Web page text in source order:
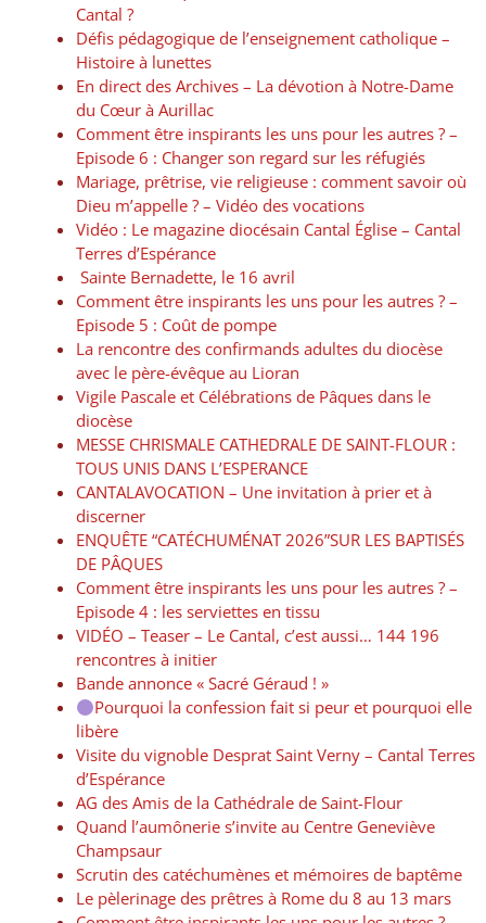
Cantal ?
Défis pédagogique de l’enseignement catholique –
Histoire à lunettes
En direct des Archives – La dévotion à Notre-Dame
du Cœur à Aurillac
Comment être inspirants les uns pour les autres ? –
Episode 6 : Changer son regard sur les réfugiés
Mariage, prêtrise, vie religieuse : comment savoir où
Dieu m’appelle ? – Vidéo des vocations
Vidéo : Le magazine diocésain Cantal Église – Cantal
Terres d’Espérance
Sainte Bernadette, le 16 avril
Comment être inspirants les uns pour les autres ? –
Episode 5 : Coût de pompe
La rencontre des confirmands adultes du diocèse
avec le père-évêque au Lioran
Vigile Pascale et Célébrations de Pâques dans le
diocèse
MESSE CHRISMALE CATHEDRALE DE SAINT-FLOUR :
TOUS UNIS DANS L’ESPERANCE
CANTALAVOCATION – Une invitation à prier et à
discerner
ENQUÊTE “CATÉCHUMÉNAT 2026”SUR LES BAPTISÉS
DE PÂQUES
Comment être inspirants les uns pour les autres ? –
Episode 4 : les serviettes en tissu
VIDÉO – Teaser – Le Cantal, c’est aussi… 144 196
rencontres à initier
Bande annonce « Sacré Géraud ! »
Pourquoi la confession fait si peur et pourquoi elle
libère
Visite du vignoble Desprat Saint Verny – Cantal Terres
d’Espérance
AG des Amis de la Cathédrale de Saint-Flour
Quand l’aumônerie s’invite au Centre Geneviève
Champsaur
Scrutin des catéchumènes et mémoires de baptême
Le pèlerinage des prêtres à Rome du 8 au 13 mars